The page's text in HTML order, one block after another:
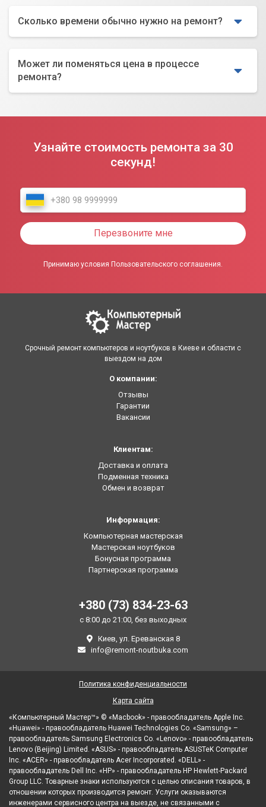
Сколько времени обычно нужно на ремонт?
Может ли поменяться цена в процессе
ремонта?
Узнайте стоимость ремонта за 30
секунд!
Перезвоните мне
Принимаю условия Пользовательского соглашения.
Срочный ремонт компьютеров и ноутбуков в Киеве и области с
выездом на дом
О компании:
Отзывы
Гарантии
Вакансии
Клиентам:
Доставка и оплата
Подменная техника
Обмен и возврат
Информация:
Компьютерная мастерская
Мастерская ноутбуков
Бонусная программа
Партнерская программа
+380 (73) 834-23-63
с 8:00 до 21:00, без выходных
Киев, ул. Ереванская 8
info@remont-noutbuka.com
«Компьютерный Мастер™» © «Macbook» - правообладатель Apple Inc.
«Huawei» - правообладатель Huawei Technologies Co. «Samsung» –
правообладатель Samsung Electronics Co. «Lenovo» - правообладатель
Lenovo (Beijing) Limited. «ASUS» - правообладатель ASUSTeK Computer
Inc. «ACER» - правообладатель Acer Incorporated. «DELL» -
правообладатель Dell Inc. «HP» - правообладатель HP Hewlett-Packard
Group LLC. Товарные знаки используются с целью описания товаров, в
отношении которых производится ремонт. Услуги оказываются
инженерами сервисного центра на выезде, не связанными с
Политика конфиденциальности
Карта сайта